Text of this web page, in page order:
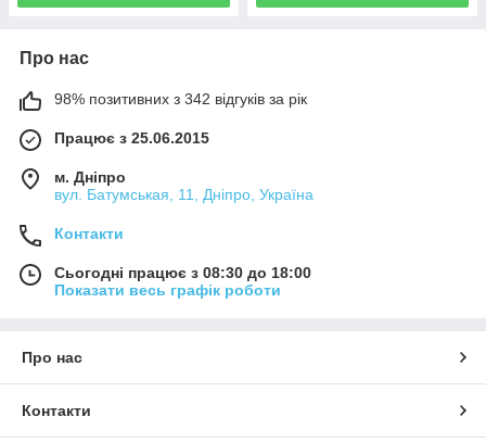
Про нас
98% позитивних з 342 відгуків за рік
Працює з 25.06.2015
м. Дніпро
вул. Батумськая, 11, Дніпро, Україна
Контакти
Сьогодні працює з 08:30 до 18:00
Показати весь графік роботи
Про нас
Контакти